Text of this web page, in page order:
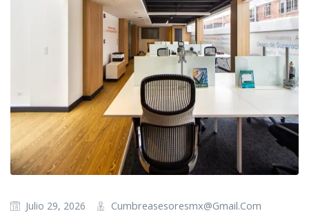
Julio 29, 2026
Cumbreasesoresmx@gmail.com